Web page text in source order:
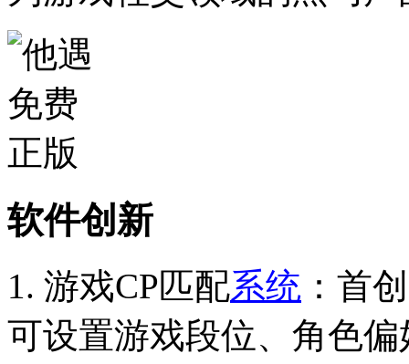
软件创新
1. 游戏CP匹配系统 ：首
可设置游戏段位、角色